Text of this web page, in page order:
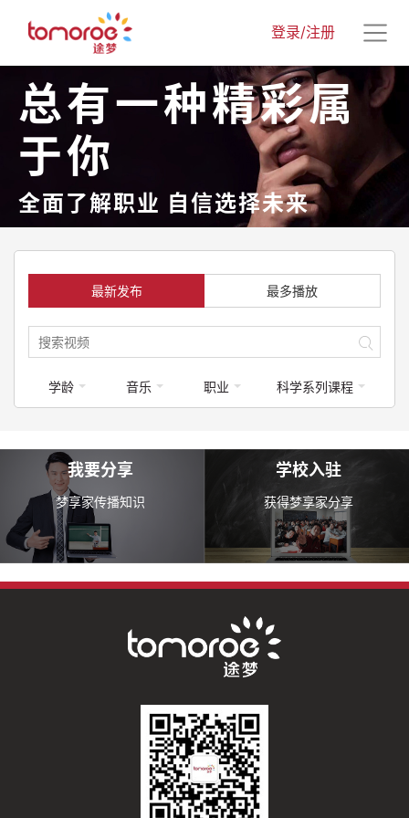
登录/注册
总有一种精彩属
于你
全面了解职业 自信选择未来
最新发布 最多播放
学龄 音乐 职业 科学系列课程
我要分享
梦享家传播知识
学校入驻
获得梦享家分享